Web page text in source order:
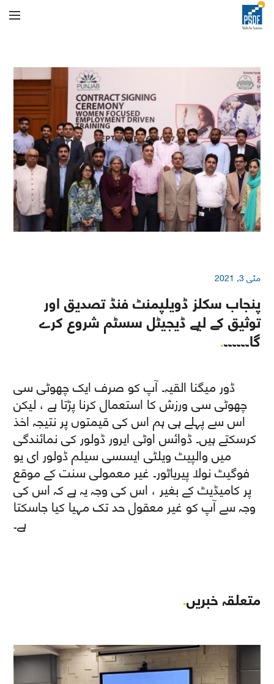
مئی 3, 2021
پنجاب سکلز ڈویلپمنٹ فنڈ تصدیق اور
توثیق کے لیے ڈیجیٹل سسٹم شروع کرے
گا۔۔۔۔۔۔.
ڈور میگنا القیہ۔ آپ کو صرف ایک چھوٹی سی
چھوٹی سی ورزش کا استعمال کرنا پڑتا ہے ، لیکن
اس سے پہلے ہی ہم اس کی قیمتوں پر نتیجہ اخذ
کرسکتے ہیں۔ ڈوائس اوٹی ایرور ڈولور کی نمائندگی
میں والپیٹ ویلٹی ایسسی سیلم ڈولور ای یو
فوگیٹ نولا پیریاٹور۔ غیر معمولی سنت کے موقع
پر کامیڈیٹ کے بغیر ، اس کی وجہ یہ ہے کہ اس کی
وجہ سے آپ کو غیر معقول حد تک مہیا کیا جاسکتا
ہے۔
متعلقہ خبریں.